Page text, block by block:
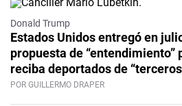
Donald Trump
Estados Unidos entregó en
propuesta de “entendimiento”
reciba deportados de
POR GUILLERMO DRAPER